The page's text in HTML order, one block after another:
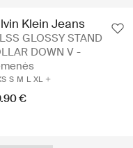
Klein Jeans
GLOSSY STAND
DOWN V -
S M L XL
€